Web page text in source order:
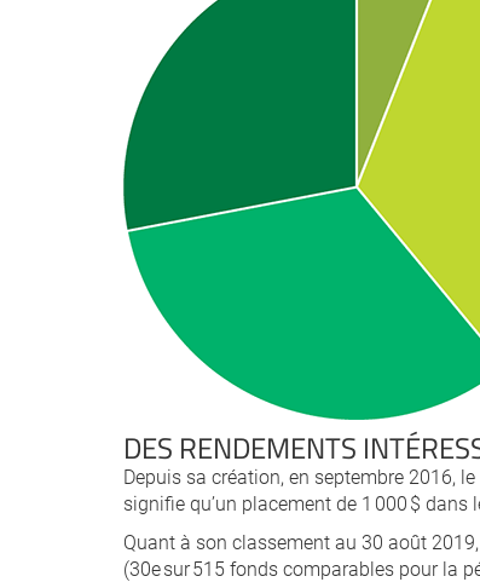
DES RENDEMENTS
Depuis sa création, en septembre 2016,
signifie qu’un placement de 1 000 $
Quant à son classement au 30 août
(30e sur 515 fonds comparables pour la